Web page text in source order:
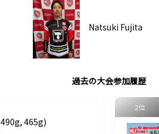
Natsuki Fujita
過去の大会参加履歴
465g)
2位